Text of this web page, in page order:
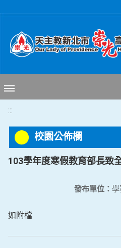
:::
校園公佈欄
103學年度寒假教育部長致
發布單位： 學
如附檔